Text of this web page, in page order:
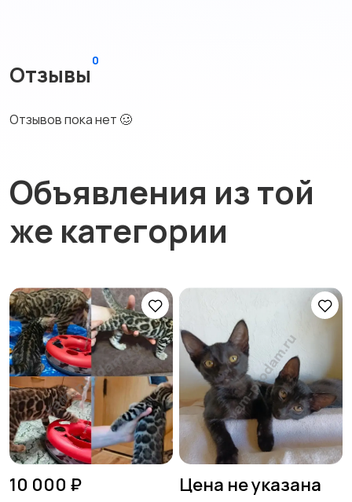
Отзывы
0
Отзывов пока нет 🥴
Объявления из той
же категории
10 000 ₽ Цена не указана